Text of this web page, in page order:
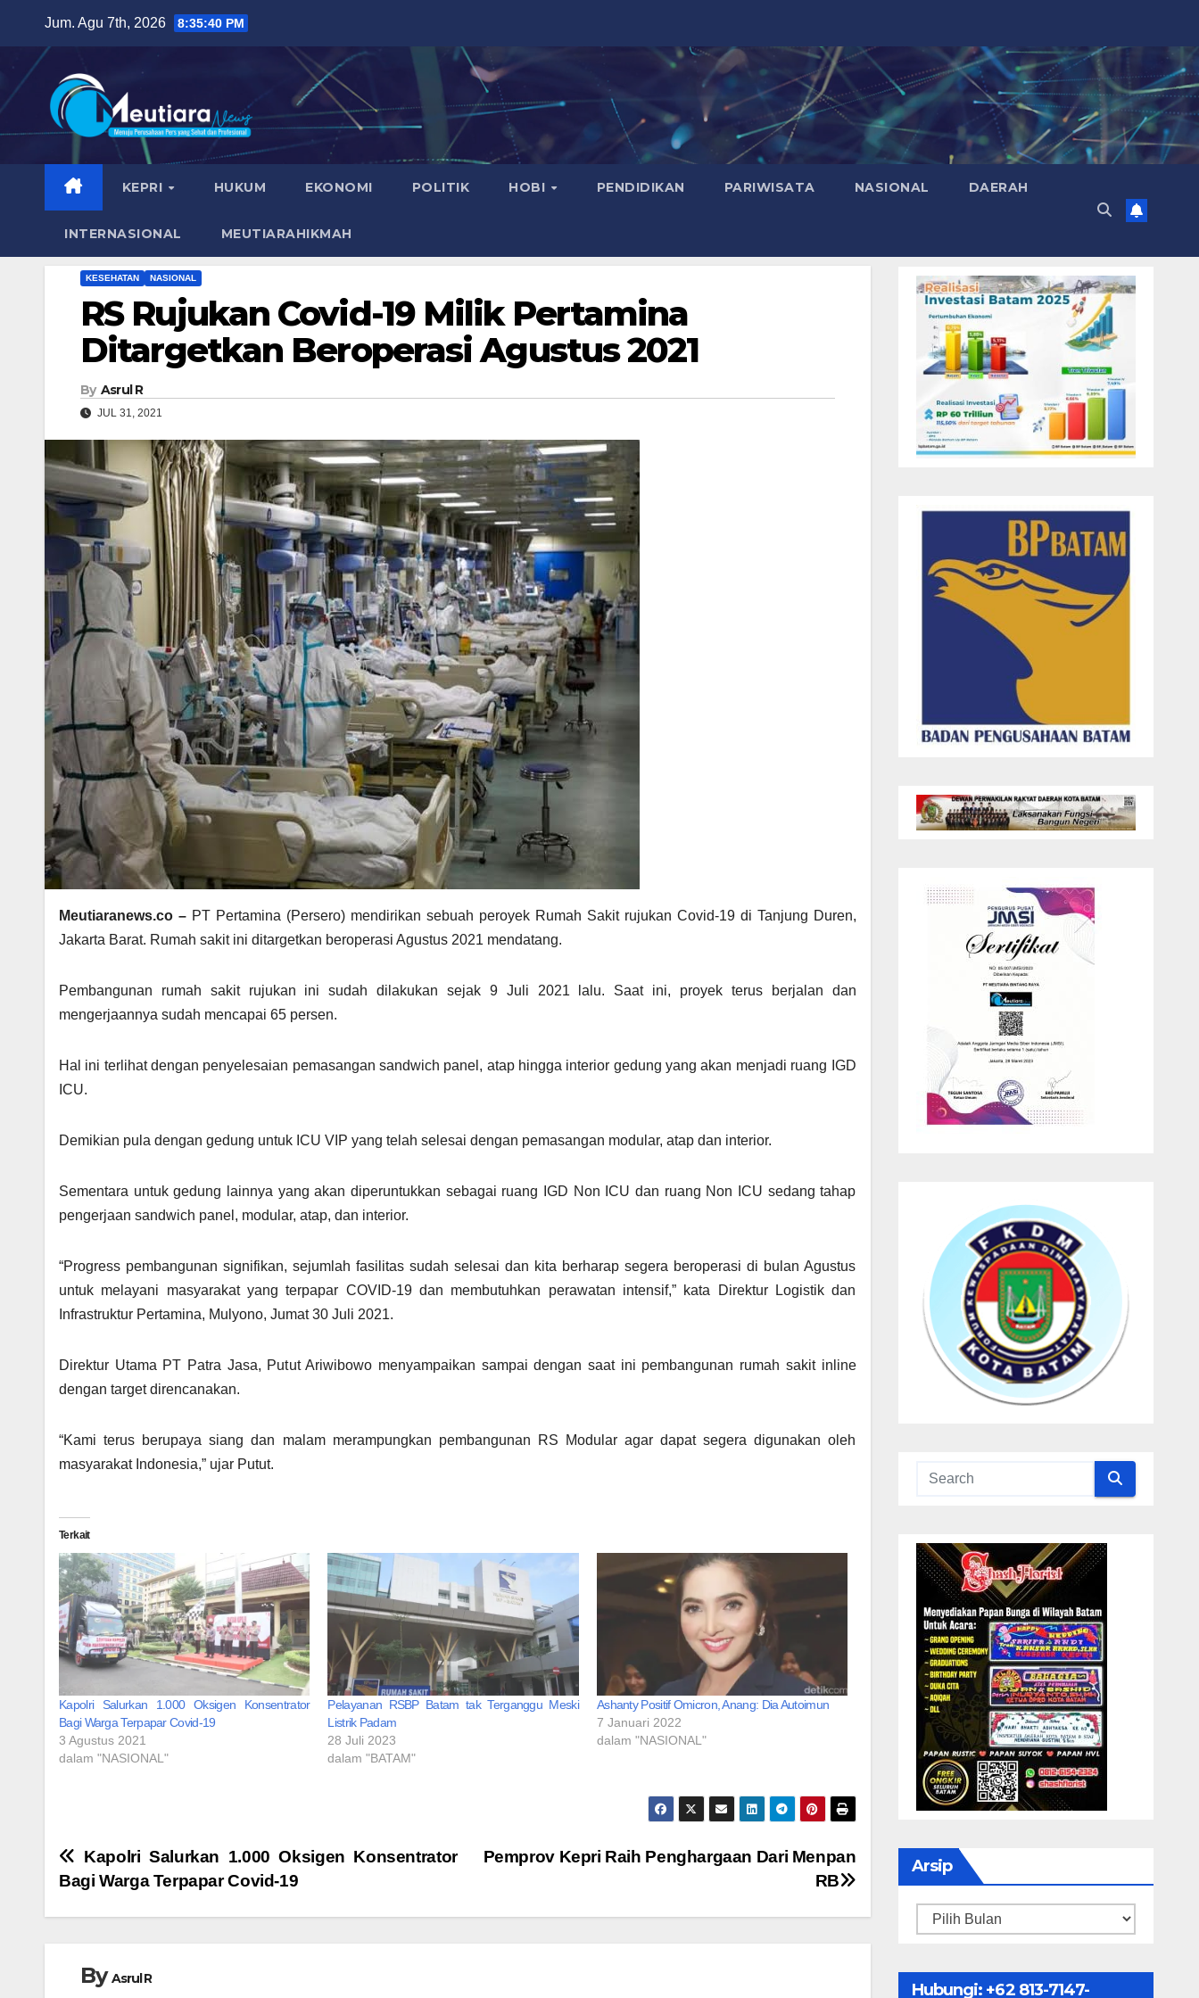
content
Jum. Agu 7th, 2026 8:35:42 PM
KEPRI HUKUM EKONOMI POLITIK HOBI PENDIDIKAN PARIWISATA NASIONAL DAERAH
INTERNASIONAL MEUTIARAHIKMAH
KESEHATAN NASIONAL
RS Rujukan Covid-19 Milik Pertamina
Ditargetkan Beroperasi Agustus 2021
By Asrul R
JUL 31, 2021
Meutiaranews.co – PT Pertamina (Persero) mendirikan sebuah peroyek Rumah Sakit rujukan Covid-19 di Tanjung Duren,
Jakarta Barat. Rumah sakit ini ditargetkan beroperasi Agustus 2021 mendatang.
Pembangunan rumah sakit rujukan ini sudah dilakukan sejak 9 Juli 2021 lalu. Saat ini, proyek terus berjalan dan
mengerjaannya sudah mencapai 65 persen.
Hal ini terlihat dengan penyelesaian pemasangan sandwich panel, atap hingga interior gedung yang akan menjadi ruang IGD
ICU.
Demikian pula dengan gedung untuk ICU VIP yang telah selesai dengan pemasangan modular, atap dan interior.
Sementara untuk gedung lainnya yang akan diperuntukkan sebagai ruang IGD Non ICU dan ruang Non ICU sedang tahap
pengerjaan sandwich panel, modular, atap, dan interior.
“Progress pembangunan signifikan, sejumlah fasilitas sudah selesai dan kita berharap segera beroperasi di bulan Agustus
untuk melayani masyarakat yang terpapar COVID-19 dan membutuhkan perawatan intensif,” kata Direktur Logistik dan
Infrastruktur Pertamina, Mulyono, Jumat 30 Juli 2021.
Direktur Utama PT Patra Jasa, Putut Ariwibowo menyampaikan sampai dengan saat ini pembangunan rumah sakit inline
dengan target direncanakan.
“Kami terus berupaya siang dan malam merampungkan pembangunan RS Modular agar dapat segera digunakan oleh
masyarakat Indonesia,” ujar Putut.
Terkait
Kapolri Salurkan 1.000 Oksigen Konsentrator
Bagi Warga Terpapar Covid-19
3 Agustus 2021
dalam "NASIONAL"
Pelayanan RSBP Batam tak Terganggu Meski
Listrik Padam
28 Juli 2023
dalam "BATAM"
Ashanty Positif Omicron, Anang: Dia Autoimun
7 Januari 2022
dalam "NASIONAL"
Navigasi
pos
Pemprov Kepri Raih Penghargaan Dari Menpan
RB
Kapolri Salurkan 1.000 Oksigen Konsentrator
Bagi Warga Terpapar Covid-19
ByAsrul R
Arsip
Arsip
Hubungi: ‪+62 813-7147-